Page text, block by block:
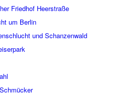
Fried­hof Heer­straße
um Berlin
und Schan­zen­wald